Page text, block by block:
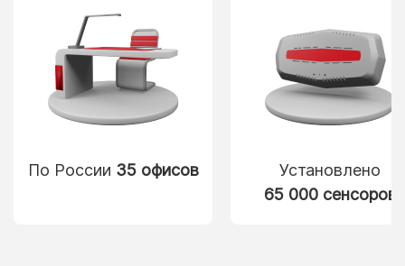
По России 35 офисов
Установлено
65 000 сенсоров